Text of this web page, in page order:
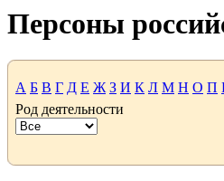
Персоны
А Б В Г Д Е Ж З И К Л М Н О П
Род деятельности